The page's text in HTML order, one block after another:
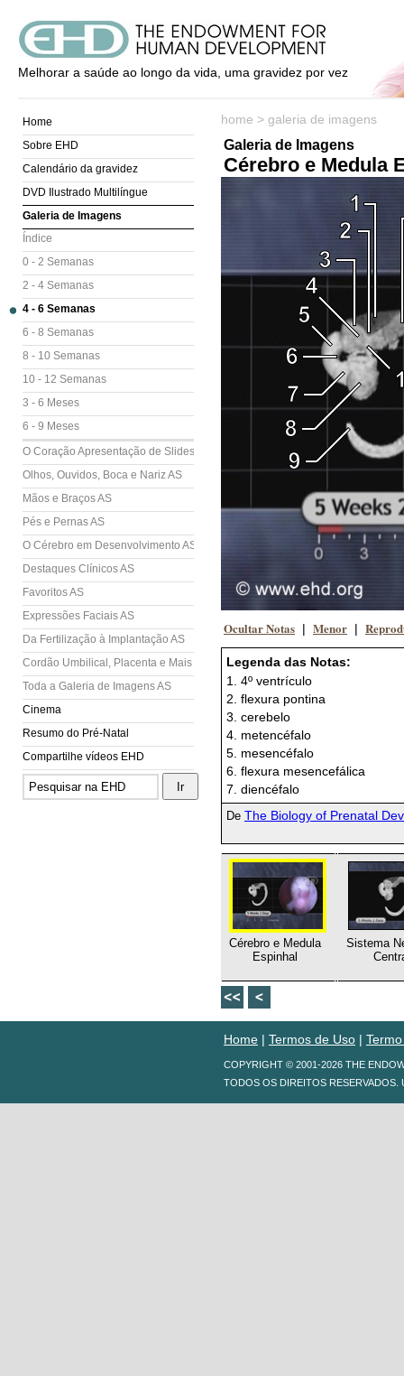
Melhorar a saúde ao longo da vida, uma gravidez por vez
Home
Sobre EHD
Calendário da gravidez
DVD Ilustrado Multilíngue
Galeria de Imagens
Índice
0 - 2 Semanas
2 - 4 Semanas
4 - 6 Semanas
6 - 8 Semanas
8 - 10 Semanas
10 - 12 Semanas
3 - 6 Meses
6 - 9 Meses
O Coração Apresentação de Slides (AS)
Olhos, Ouvidos, Boca e Nariz AS
Mãos e Braços AS
Pés e Pernas AS
O Cérebro em Desenvolvimento AS
Destaques Clínicos AS
Favoritos AS
Expressões Faciais AS
Da Fertilização à Implantação AS
Cordão Umbilical, Placenta e Mais AS
Toda a Galeria de Imagens AS
Cinema
Resumo do Pré-Natal
Compartilhe vídeos EHD
home > galeria de imagens
Galeria de Imagens
Cérebro e Medula
Ocultar Notas | Menor |
Legenda das Notas:
1. 4º ventrículo
2. flexura pontina
3. cerebelo
4. metencéfalo
5. mesencéfalo
6. flexura mesencefálica
7. diencéfalo
De The Biology of Prenatal
Cérebro e Medula
Espinhal
Sistema
Home | Termos de Uso |
COPYRIGHT © 2001-2026 THE
TODOS OS DIREITOS